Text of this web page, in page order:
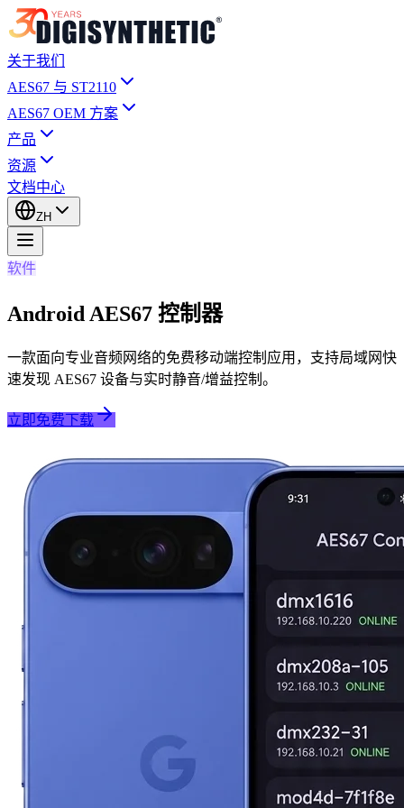
关于我们
AES67 与 ST2110
AES67 OEM 方案
产品
资源
文档中心
ZH
软件
Android AES67 控制器
一款面向专业音频网络的免费移动端控制应用，支持局域网快
速发现 AES67 设备与实时静音/增益控制。
立即免费下载